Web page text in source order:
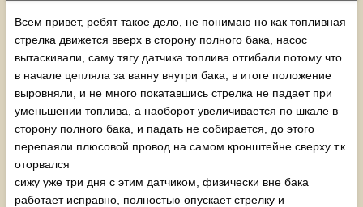
Всем привет, ребят такое дело, не понимаю но как топливная
стрелка движется вверх в сторону полного бака, насос
вытаскивали, саму тягу датчика топлива отгибали потому что
в начале цепляла за ванну внутри бака, в итоге положение
выровняли, и не много покатавшись стрелка не падает при
уменьшении топлива, а наоборот увеличивается по шкале в
сторону полного бака, и падать не собирается, до этого
перепаяли плюсовой провод на самом кронштейне сверху т.к.
оторвался
сижу уже три дня с этим датчиком, физически вне бака
работает исправно, полностью опускает стрелку и